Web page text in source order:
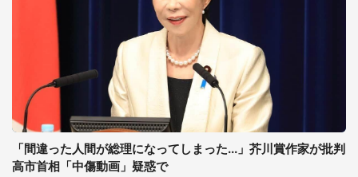
「間違った人間が総理になってしまった...」芥川賞作家が批判
高市首相「中傷動画」疑惑で